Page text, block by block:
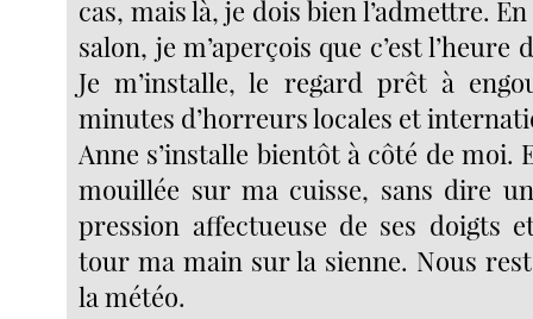
cas, mais là, je dois bien l’admettre.
salon, je m’aperçois que c’est
Je m’installe, le regard prêt à
minutes d’horreurs locales et
Anne s’installe bientôt à côté de moi.
mouillée sur ma cuisse, sans dire
pression affectueuse de ses doigts
tour ma main sur la sienne. Nous
la météo.